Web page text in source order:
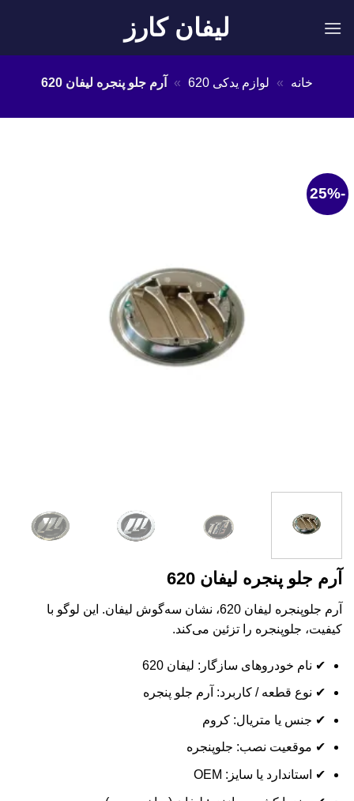
لیفان کارز
خانه » لوازم یدکی 620 » آرم جلو پنجره لیفان 620
-25%
آرم جلو پنجره لیفان 620
آرم جلوپنجره لیفان 620، نشان سه‌گوش لیفان. این لوگو با
کیفیت، جلوپنجره را تزئین می‌کند.
✔ نام خودروهای سازگار: لیفان 620
✔ نوع قطعه / کاربرد: آرم جلو پنجره
✔ جنس یا متریال: کروم
✔ موقعیت نصب: جلوپنجره
✔ استاندارد یا سایز: OEM